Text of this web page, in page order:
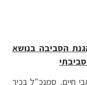
הסביבה בנושא
אבי חיים, סמנכ"ל בכיר